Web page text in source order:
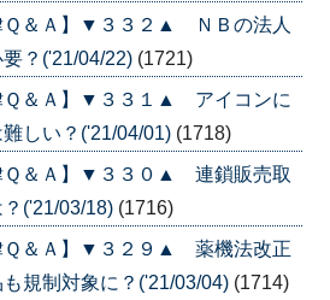
Ｑ＆Ａ】▼３３２▲ ＮＢの法人
？('21/04/22) (1721)
Ｑ＆Ａ】▼３３１▲ アイコンに
しい？('21/04/01) (1718)
Ｑ＆Ａ】▼３３０▲ 連鎖販売取
('21/03/18) (1716)
Ｑ＆Ａ】▼３２９▲ 薬機法改正
規制対象に？('21/03/04) (1714)